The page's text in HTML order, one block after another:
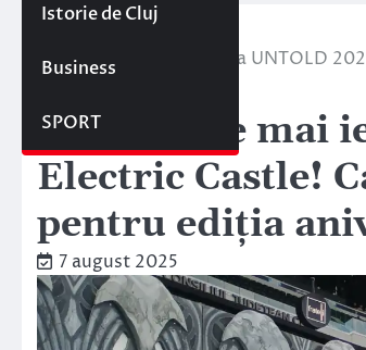
Istorie de Cluj
Business
SPORT
Stiri locale
O bere este mai ieftină la UNTOLD
O bere este mai
Electric Castle!
pentru ediția
7 august 2025